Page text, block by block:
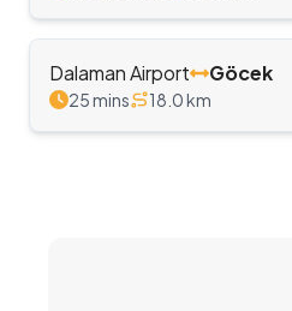
Dalaman Airport Göcek
25 mins 18.0km